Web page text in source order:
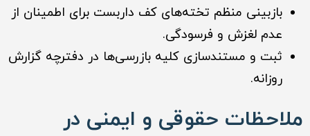
بازبینی منظم تخته‌های کف داربست برای اطمینان از
عدم لغزش و فرسودگی.
ثبت و مستندسازی کلیه بازرسی‌ها در دفترچه گزارش
روزانه.
ملاحظات حقوقی و ایمنی در